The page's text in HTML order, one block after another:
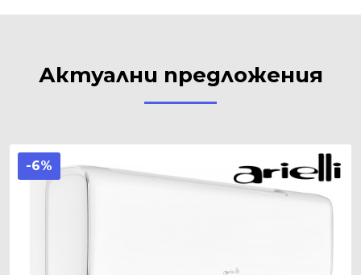
Актуални предложения
-6%